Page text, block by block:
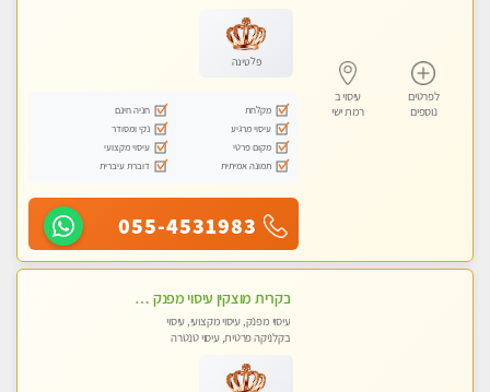
לפרטים
נוספים
עיסוי ב
רמת ישי
פלטינה
מקלחת
חניה חינם
עיסוי מרגיע
נקי ומסודר
מקום פרטי
עיסוי מקצועי
תמונה אמיתית
דוברת עיברית
055-4531983
בקרית מוצקין עיסוי מפנק מרגיע ושקט במקום מדהים עיסוי מושקע מאוד-
עיסוי מפנק, עיסוי מקצועי, עיסוי
בקלניקה פרטית, עיסוי טנטרה